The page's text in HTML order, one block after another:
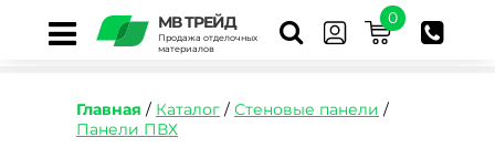
МВ ТРЕЙД
Продажа отделочных
материалов
0
Главная / Каталог / Стеновые панели /
Панели ПВХ